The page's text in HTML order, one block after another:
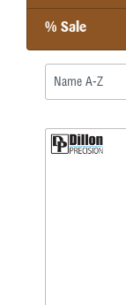
% Sale